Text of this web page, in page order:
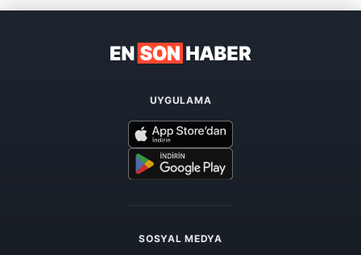
UYGULAMA
SOSYAL MEDYA